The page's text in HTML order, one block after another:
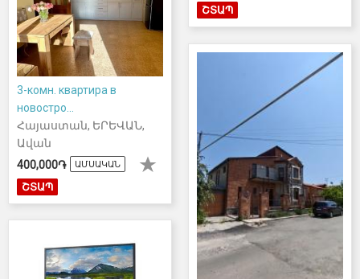
ՇՏԱՊ
3-комн. квартира в
новостро...
Հայաստան, ԵՐԵՎԱՆ,
Ավան
400,000֏
ԱՄՍԱԿԱՆ
ՇՏԱՊ